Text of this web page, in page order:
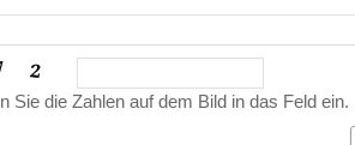
Sie die Zahlen auf dem Bild in das Feld ein.